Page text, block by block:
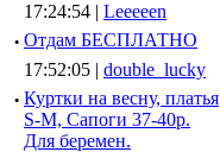
17:24:54 | Leeeeen
· Отдам БЕСПЛАТНО
17:52:05 | double_lucky
· Куртки на весну, платья
S-M, Сапоги 37-40р.
Для беремен.